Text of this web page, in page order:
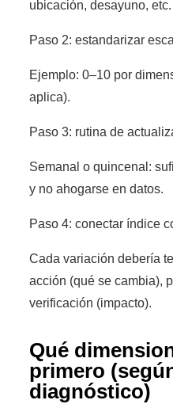
ubicación, desayuno, etc.
Paso 2: estandarizar
Ejemplo: 0–10 por
aplica).
Paso 3: rutina de
Semanal o quincenal:
y no ahogarse en datos.
Paso 4: conectar índice
Cada variación debería
acción (qué se cambia),
verificación (impacto).
Qué
primero
diagnóstico)